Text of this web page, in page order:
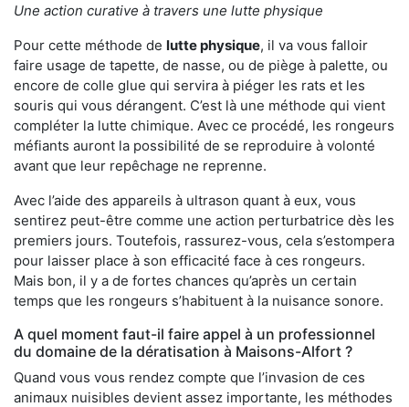
Une action curative à travers une lutte physique
Pour cette méthode de lutte physique, il va vous falloir
faire usage de tapette, de nasse, ou de piège à palette, ou
encore de colle glue qui servira à piéger les rats et les
souris qui vous dérangent. C’est là une méthode qui vient
compléter la lutte chimique. Avec ce procédé, les rongeurs
méfiants auront la possibilité de se reproduire à volonté
avant que leur repêchage ne reprenne.
Avec l’aide des appareils à ultrason quant à eux, vous
sentirez peut-être comme une action perturbatrice dès les
premiers jours. Toutefois, rassurez-vous, cela s’estompera
pour laisser place à son efficacité face à ces rongeurs.
Mais bon, il y a de fortes chances qu’après un certain
temps que les rongeurs s’habituent à la nuisance sonore.
A quel moment faut-il faire appel à un professionnel
du domaine de la dératisation à Maisons-Alfort ?
Quand vous vous rendez compte que l’invasion de ces
animaux nuisibles devient assez importante, les méthodes